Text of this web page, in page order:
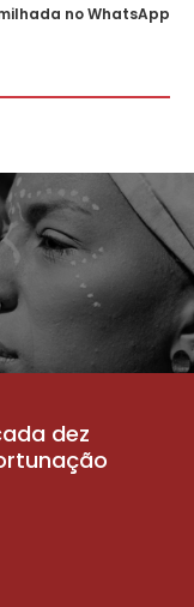
no WhatsApp
dez